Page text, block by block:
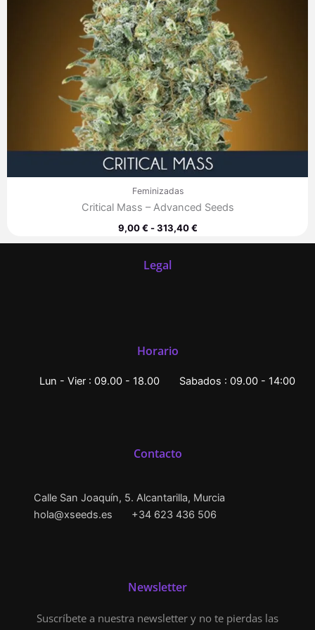
Feminizadas
Critical Mass – Advanced Seeds
9,00€ - 313,40€
Legal
Horario
Lun - Vier : 09.00 - 18.00 Sabados : 09.00 - 14:00
Contacto
Calle San Joaquín, 5. Alcantarilla, Murcia
hola@xseeds.es
+34 623 436 506
Newsletter
Suscríbete a nuestra newsletter y no te pierdas las